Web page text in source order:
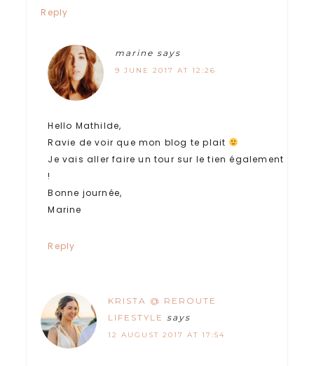
Reply
marine says
9 JUNE 2017 AT 12:26
Hello Mathilde,
Ravie de voir que mon blog te plait
Je vais aller faire un tour sur le tien également
!
Bonne journée,
Marine
Reply
KRISTA @ REROUTE
LIFESTYLE says
12 AUGUST 2017 AT 17:54